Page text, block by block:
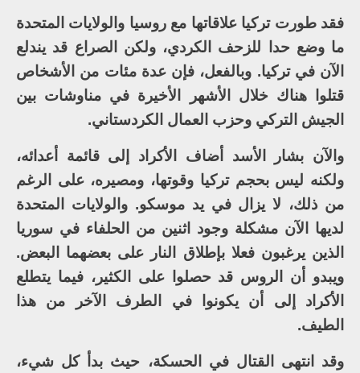
فقد طورت تركيا علاقاتها مع روسيا والولايات المتحدة
ما وضع حدا للزحف الكردي، ولكن الصراع قد يندلع
الآن في تركيا. وبالفعل، فإن عدة مئات من الأشخاص
قتلوا هناك خلال الأشهر الأخيرة في مناوشات بين
الجيش التركي وحزب العمال الكردستاني.
والآن بشار الأسد أضاف الأكراد إلى قائمة أعدائه،
ولكنه ليس بحجم تركيا وقوتها، ومصيره، على الرغم
من ذلك، لا يزال في يد موسكو. والولايات المتحدة
لديها الآن مشكلة وجود اثنين من الحلفاء في سوريا
الذين يرغبون فعلا بإطلاق النار على بعضهما البعض.
ويبدو أن الروس قد حصلوا على الكثير، فيما يتطلع
الأكراد إلى أن يكونوا في الطرف الآخر من هذا
الطيف.
وقد انتهى القتال في الحسكة، حيث بدأ كل شيء،